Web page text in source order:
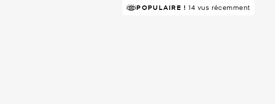
À SUCCÈS!Classé 5 étoiles par 89 % des clients
POPULAIRE ! 14 vus récemment